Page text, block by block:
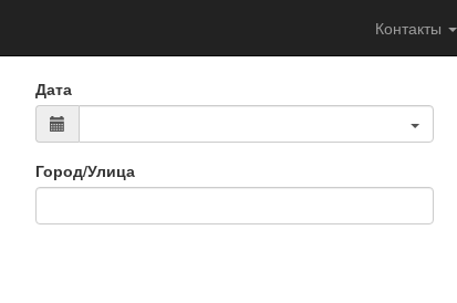
Контакты
Дата
Город/Улица